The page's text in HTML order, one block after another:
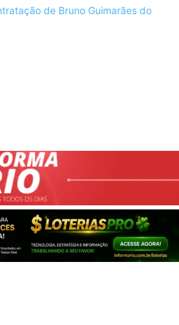
de Bruno Guimarães do